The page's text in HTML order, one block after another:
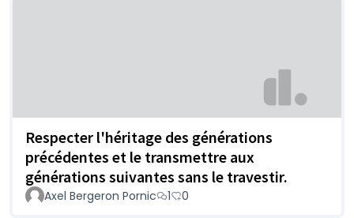
Respecter l'héritage des générations
précédentes et le transmettre aux
générations suivantes sans le travestir.
Axel Bergeron Pornic 1 0